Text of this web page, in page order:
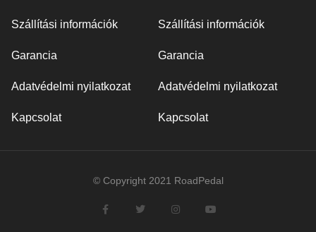
Szállítási információk
Garancia
Adatvédelmi nyilatkozat
Kapcsolat
Szállítási információk
Garancia
Adatvédelmi nyilatkozat
Kapcsolat
© Copyright 2021 RoadPedal